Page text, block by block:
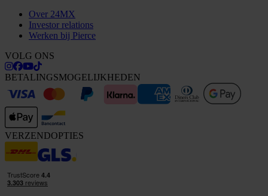
Over 24MX
Investor relations
Werken bij Pierce
VOLG ONS
BETALINGSMOGELIJKHEDEN
VERZENDOPTIES